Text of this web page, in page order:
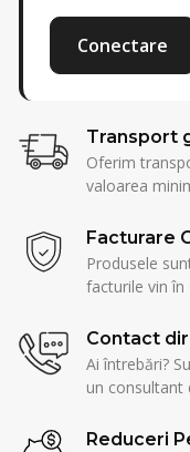
Conectare
Transport
Oferim
valoarea
Facturare
Produsele
facturile vin în
Contact
Ai întrebări?
un consultant
Reduceri